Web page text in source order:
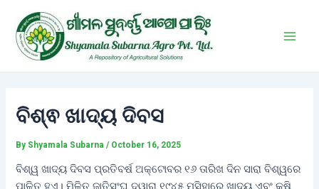
content
ବିଶ୍ଵ ଖାଦ୍ୟ ଦିବସ
By Shyamala Subarna/ October 16, 2025
ବିଶ୍ୱ ଖାଦ୍ୟ ଦିବସ ପ୍ରତିବର୍ଷ ଅକ୍ଟୋବର ୧୬ ତାରିଖ ଦିନ ସାରା ବିଶ୍ୱରେ
navigation